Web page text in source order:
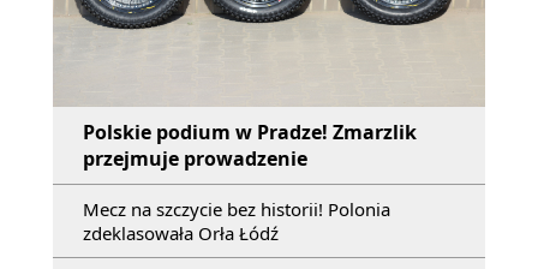
Polskie podium w Pradze! Zmarzlik
przejmuje prowadzenie
Mecz na szczycie bez historii! Polonia
zdeklasowała Orła Łódź